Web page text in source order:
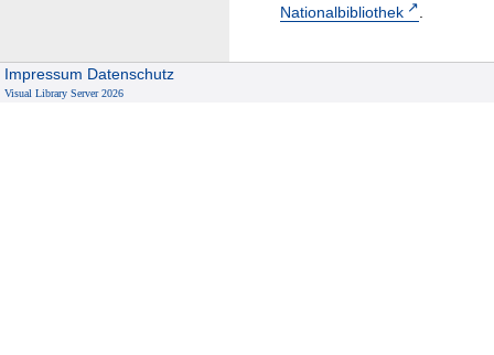
Nationalbibliothek
.
Impressum Datenschutz
Visual Library Server 2026